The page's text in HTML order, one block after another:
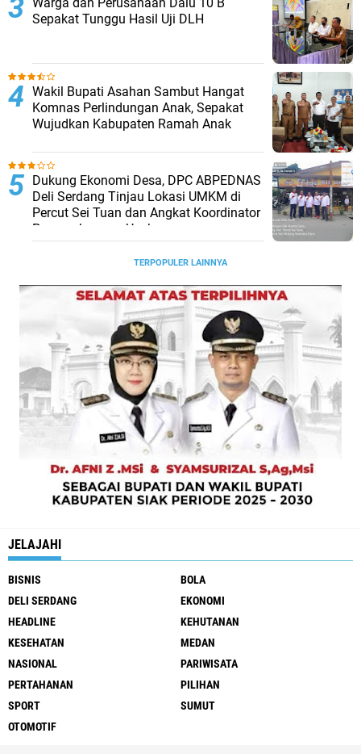
Sepakat Tunggu Hasil Uji DLH
Wakil Bupati Asahan Sambut Hangat
Komnas Perlindungan Anak, Sepakat
Wujudkan Kabupaten Ramah Anak
Dukung Ekonomi Desa, DPC ABPEDNAS
Deli Serdang Tinjau Lokasi UMKM di
Percut Sei Tuan dan Angkat Koordinator
Pengembangan Usaha
TERPOPULER LAINNYA
JELAJAHI
BISNIS
BOLA
DELI SERDANG
EKONOMI
HEADLINE
KEHUTANAN
KESEHATAN
MEDAN
NASIONAL
PARIWISATA
PERTAHANAN
PILIHAN
SPORT
SUMUT
OTOMOTIF